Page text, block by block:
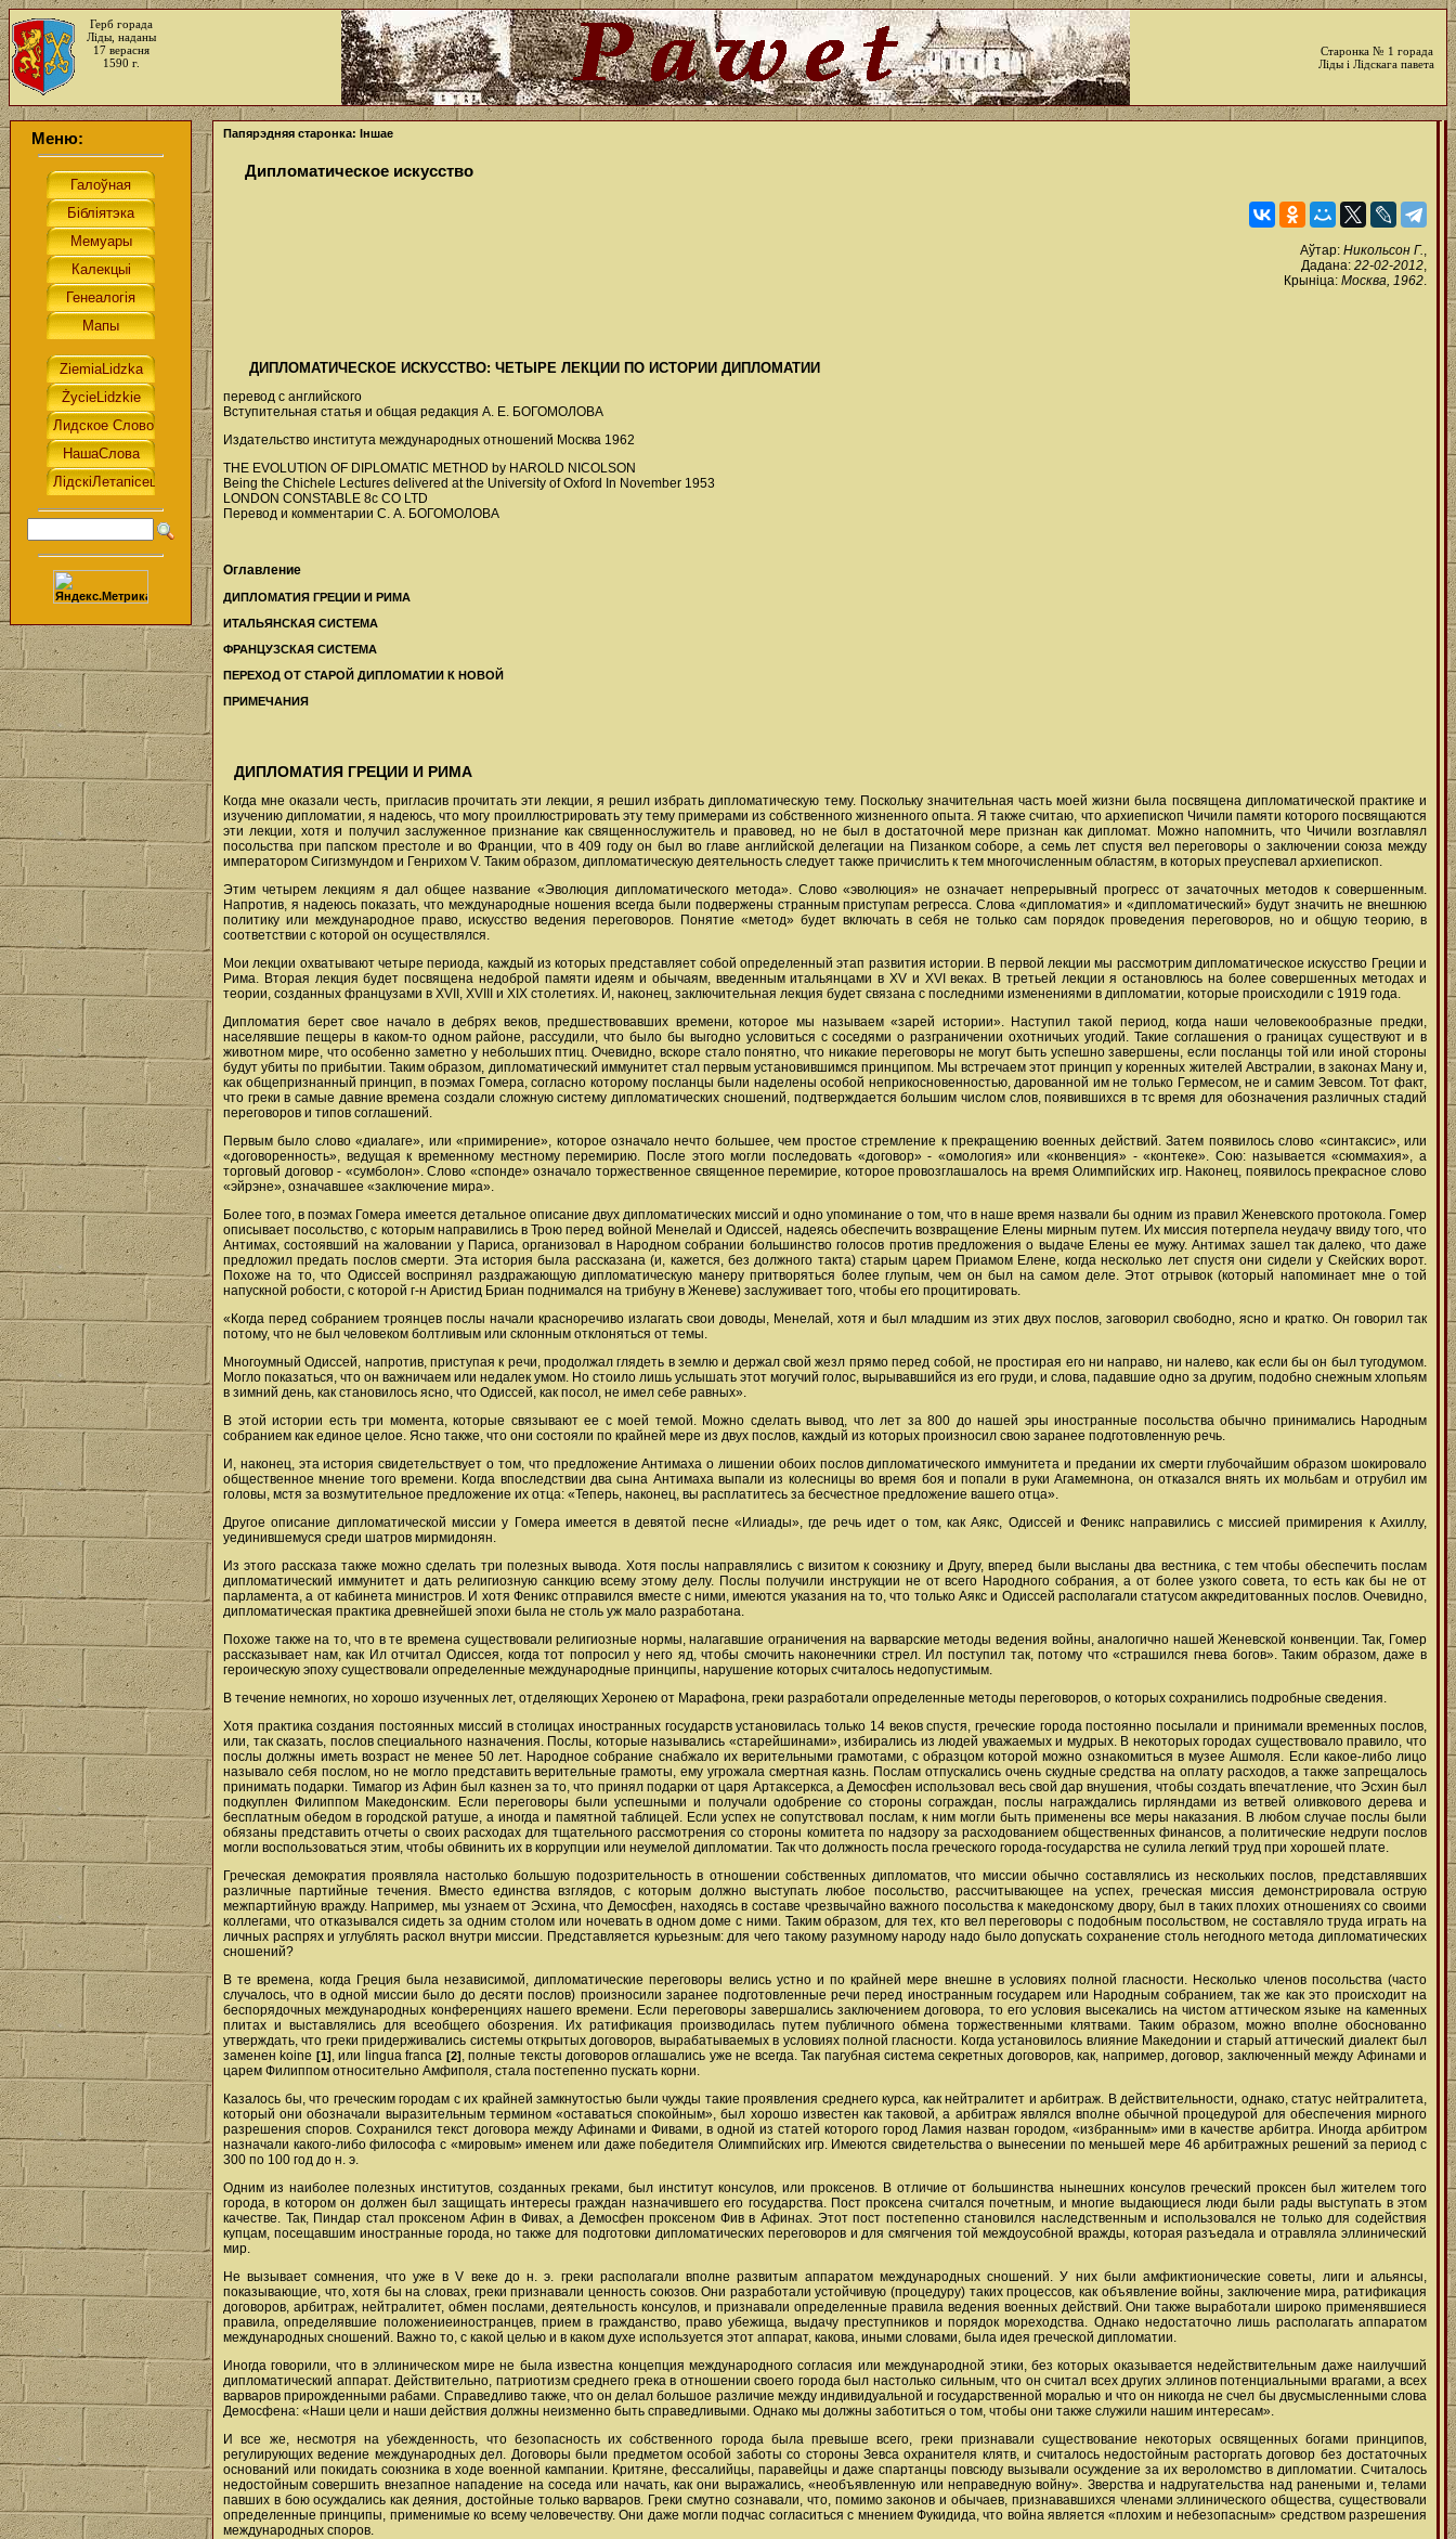
Герб горада
Ліды, наданы
17 верасня
1590 г.
Старонка № 1 горада
Ліды і Лідскага павета
Меню: Папярэдняя старонка: Іншае
Дипломатическое искусство
Аўтар: Никольсон Г.,
Дадана: 22-02-2012,
Крыніца: Москва, 1962.
ДИПЛОМАТИЧЕСКОЕ ИСКУССТВО: ЧЕТЫРЕ ЛЕКЦИИ ПО ИСТОРИИ ДИПЛОМАТИИ
перевод с английского
Вступительная статья и общая редакция А. Е. БОГОМОЛОВА
Издательство института международных отношений Москва 1962
THE EVOLUTION OF DIPLOMATIC METHOD by HAROLD NICOLSON
Being the Chichele Lectures delivered at the University of Oxford In November 1953
LONDON CONSTABLE 8c CO LTD
Перевод и комментарии С. А. БОГОМОЛОВА
Оглавление
ДИПЛОМАТИЯ ГРЕЦИИ И РИМА
ИТАЛЬЯНСКАЯ СИСТЕМА
ФРАНЦУЗСКАЯ СИСТЕМА
ПЕРЕХОД ОТ СТАРОЙ ДИПЛОМАТИИ К НОВОЙ
ПРИМЕЧАНИЯ
ДИПЛОМАТИЯ ГРЕЦИИ И РИМА
Когда мне оказали честь, пригласив прочитать эти лекции, я решил избрать дипломатическую тему. Поскольку значительная часть моей жизни была посвящена дипломатической практике и
изучению дипломатии, я надеюсь, что могу проиллюстрировать эту тему примерами из собственного жизненного опыта. Я также считаю, что архиепископ Чичили памяти которого посвящаются
эти лекции, хотя и получил заслуженное признание как священнослужитель и правовед, но не был в достаточной мере признан как дипломат. Можно напомнить, что Чичили возглавлял
посольства при папском престоле и во Франции, что в 409 году он был во главе английской делегации на Пизанком соборе, а семь лет спустя вел переговоры о заключении союза между
императором Сигизмундом и Генрихом V. Таким образом, дипломатическую деятельность следует также причислить к тем многочисленным областям, в кото­рых преуспевал архиепископ.
Этим четырем лекциям я дал общее название «Эволюция дипломатического метода». Слово «эволюция» не означает непрерывный прогресс от зачаточных методов к совершенным.
Напротив, я надеюсь показать, что международные ношения всегда были подвержены странным приступам регресса. Слова «дипломатия» и «дипломатический» будут значить не внешнюю
политику или международное право, искусство ведения переговоров. Понятие «метод» будет включать в себя не только сам порядок проведения переговоров, но и общую теорию, в
соответствии с которой он осуществлялся.
Мои лекции охватывают четыре периода, каждый из которых представляет собой определенный этап развития истории. В первой лекции мы рассмотрим дипломатическое искусство Греции и
Рима. Вторая лекция будет посвящена недоброй памяти идеям и обычаям, введенным итальянцами в XV и XVI веках. В третьей лекции я остановлюсь на более совершенных методах и
теории, созданных французами в XVII, XVIII и XIX столетиях. И, наконец, заключительная лекция будет связана с последними изменениями в дипломатии, которые происходили с 1919 года.
Дипломатия берет свое начало в дебрях веков, предшествовавших времени, которое мы называем «зарей истории». Наступил такой период, когда наши человекообразные предки,
населявшие пещеры в каком-то одном районе, рассудили, что было бы выгодно условиться с соседями о разграничении охотничьих угодий. Такие соглашения о границах существуют и в
животном мире, что особенно заметно у небольших птиц. Очевидно, вскоре стало понятно, что никакие переговоры не могут быть успешно завершены, если посланцы той или иной стороны
будут убиты по прибытии. Таким образом, дипломатический иммунитет стал первым установившимся принципом. Мы встречаем этот принцип у коренных жителей Австралии, в законах Ману и,
как общепризнанный принцип, в поэмах Гомера, согласно которому посланцы были наделены особой неприкосновенностью, дарованной им не только Гермесом, не и самим Зевсом. Тот факт,
что греки в самые давние времена создали сложную систему дипломатических сношений, подтверждается большим числом слов, появившихся в тс время для обозначения различных стадий
переговоров и типов соглашений.
Первым было слово «диалаге», или «примирение», которое означало нечто большее, чем простое стремление к прекращению военных действий. Затем появилось слово «синтаксис», или
«договоренность», ведущая к временному местному перемирию. После этого могли последовать «договор» - «омология» или «конвенция» - «контеке». Сою: называется «сюммахия», а
торговый договор - «сумболон». Слово «спонде» означало торжественное священное перемирие, которое провозглашалось на время Олимпийских игр. Наконец, появилось прекрасное слово
«эйрэне», означавшее «заключение мира».
Более того, в поэмах Гомера имеется детальное описание двух дипломатических миссий и одно упоминание о том, что в наше время назвали бы одним из правил Женевского протокола. Гомер
описывает посольство, с которым направились в Трою перед войной Менелай и Одиссей, надеясь обеспечить возвращение Елены мирным путем. Их миссия потерпела неудачу ввиду того, что
Антимах, состоявший на жаловании у Париса, организовал в Народном собрании большинство голосов против предложения о выдаче Елены ее мужу. Антимах зашел так далеко, что даже
предложил предать послов смерти. Эта история была рассказана (и, кажется, без должного такта) старым царем Приамом Елене, когда несколько лет спустя они сидели у Скейских ворот.
Похоже на то, что Одиссей воспринял раздражающую дипломатическую манеру притворяться более глупым, чем он был на самом деле. Этот отрывок (который напоминает мне о той
напускной робости, с которой г-н Аристид Бриан поднимался на трибуну в Женеве) заслуживает того, чтобы его процитировать.
«Когда перед собранием троянцев послы начали красноречиво излагать свои доводы, Менелай, хотя и был младшим из этих двух послов, заговорил свободно, ясно и кратко. Он говорил так
потому, что не был человеком болтливым или склонным отклоняться от темы.
Многоумный Одиссей, напротив, приступая к речи, продолжал глядеть в землю и держал свой жезл прямо перед собой, не простирая его ни направо, ни налево, как если бы он был тугодумом.
Могло показаться, что он важничаем или недалек умом. Но стоило лишь услышать этот могучий голос, вырывавшийся из его груди, и слова, падавшие одно за другим, подобно снежным хлопьям
в зимний день, как становилось ясно, что Одиссей, как посол, не имел себе равных».
В этой истории есть три момента, которые связывают ее с моей темой. Можно сделать вывод, что лет за 800 до нашей эры иностранные посольства обычно принимались Народным
собранием как единое целое. Ясно также, что они состояли по крайней мере из двух послов, каждый из которых произносил свою заранее подготовленную речь.
И, наконец, эта история свидетельствует о том, что предложение Антимаха о лишении обоих послов дипломатического иммунитета и предании их смерти глубочайшим образом шокировало
общественное мнение того времени. Когда впоследствии два сына Антимаха выпали из колесницы во время боя и попали в руки Агамемнона, он отказался внять их мольбам и отрубил им
головы, мстя за возмутительное предложение их отца: «Теперь, наконец, вы расплатитесь за бесчестное предложение вашего отца».
Другое описание дипломатической миссии у Гомера имеется в девятой песне «Илиады», где речь идет о том, как Аякс, Одиссей и Феникс направились с миссией примирения к Ахиллу,
уединившемуся среди шатров мирмидонян.
Из этого рассказа также можно сделать три полезных вывода. Хотя послы направлялись с визитом к союзнику и Другу, вперед были высланы два вестника, с тем чтобы обеспечить послам
дипломатический иммунитет и дать религиозную санкцию всему этому делу. Послы получили инструкции не от всего Народного собрания, а от более узкого совета, то есть как бы не от
парламента, а от кабинета министров. И хотя Феникс отправился вместе с ними, имеются указания на то, что только Аякс и Одиссей располагали статусом аккредитованных послов. Очевидно,
дипломатическая практика древнейшей эпохи была не столь уж мало разработана.
Похоже также на то, что в те времена существовали религиозные нормы, налагавшие ограничения на варварские методы ведения войны, аналогично нашей Женевской конвенции. Так, Гомер
рассказывает нам, как Ил отчитал Одиссея, когда тот попросил у него яд, чтобы смочить наконечники стрел. Ил поступил так, потому что «страшился гнева богов». Таким образом, даже в
героическую эпоху существовали определенные международные принципы, нарушение которых считалось недопустимым.
В течение немногих, но хорошо изученных лет, отделяющих Херонею от Марафона, греки разработали определенные методы переговоров, о которых сохранились подробные сведения.
Хотя практика создания постоянных миссий в столицах иностранных государств установилась только 14 веков спустя, греческие города постоянно посылали и принимали временных послов,
или, так сказать, послов специального назначения. Послы, которые назывались «старейшинами», избирались из людей уважаемых и мудрых. В некоторых городах существовало правило, что
послы должны иметь возраст не менее 50 лет. Народное собрание снабжало их верительными грамотами, с образцом которой можно ознакомиться в музее Ашмоля. Если какое-либо лицо
называло себя послом, но не могло представить верительные грамоты, ему угрожала смертная казнь. Послам отпускались очень скудные средства на оплату расходов, а также запрещалось
принимать подарки. Тимагор из Афин был казнен за то, что принял подарки от царя Артаксеркса, а Демосфен использовал весь свой дар внушения, чтобы создать впечатление, что Эсхин был
подкуплен Филиппом Македонским. Если переговоры были успешными и получали одобрение со стороны сограждан, послы награждались гирляндами из ветвей оливкового дерева и
бесплатным обедом в городской ратуше, а иногда и памятной таблицей. Если успех не сопутствовал послам, к ним могли быть применены все меры наказания. В любом случае послы были
обязаны представить отчеты о своих расходах для тщательного рассмотрения со стороны комитета по надзору за расходованием общественных финансов, а политические недруги послов
могли воспользоваться этим, чтобы обвинить их в коррупции или неумелой дипломатии. Так что должность посла греческого города-государства не сулила легкий труд при хорошей плате.
Греческая демократия проявляла настолько большую подозрительность в отношении собственных дипломатов, что миссии обычно составлялись из нескольких послов, представлявших
различные партийные течения. Вместо единства взглядов, с которым должно выступать любое посольство, рассчитывающее на успех, греческая миссия демонстрировала острую
межпартийную вражду. Например, мы узнаем от Эсхина, что Демосфен, находясь в составе чрезвычайно важного посольства к македонскому двору, был в таких плохих отношениях со своими
коллегами, что отказывался сидеть за одним столом или ночевать в одном доме с ними. Таким образом, для тех, кто вел переговоры с подобным посольством, не составляло труда играть на
личных распрях и углублять раскол внутри миссии. Представляется курьезным: для чего такому разумному народу надо было допускать сохранение столь негодного метода дипломатических
сношений?
В те времена, когда Греция была независимой, дипломатические переговоры велись устно и по крайней мере внешне в условиях полной гласности. Несколько членов посольства (часто
случалось, что в одной миссии было до десяти послов) произносили заранее подготовленные речи перед иностранным государем или Народным собранием, так же как это происходит на
беспорядочных международных конференциях нашего времени. Если переговоры завершались заключением договора, то его условия высекались на чистом аттическом языке на каменных
плитах и выставлялись для всеобщего обозрения. Их ратификация производилась путем публичного обмена торжественными клятвами. Таким образом, можно вполне обоснованно
утверждать, что греки придерживались системы открытых договоров, вырабатываемых в условиях полной гласности. Когда установилось влияние Македонии и старый аттический диалект был
заменен koine [1], или lingua franca [2], полные тексты договоров оглашались уже не всегда. Так пагубная система секретных договоров, как, например, договор, заключенный между Афинами и
царем Филиппом относительно Амфиполя, стала постепенно пускать корни.
Казалось бы, что греческим городам с их крайней замкнутостью были чужды такие проявления среднего курса, как нейтралитет и арбитраж. В действительности, однако, статус нейтралитета,
который они обозначали выразительным термином «оставаться спокойным», был хорошо известен как таковой, а арбитраж являлся вполне обычной процедурой для обеспечения мирного
разрешения споров. Сохранился текст договора между Афинами и Фивами, в одной из статей которого город Ламия назван городом, «избранным» ими в качестве арбитра. Иногда арбитром
назначали какого-либо философа с «мировым» именем или даже победителя Олимпийских игр. Имеются свидетельства о вынесении по меньшей мере 46 арбитражных решений за период с
300 по 100 год до н. э.
Одним из наиболее полезных институтов, созданных греками, был институт консулов, или проксенов. В отличие от большинства нынешних консулов греческий проксен был жителем того
города, в котором он должен был защищать интересы граждан назначившего его государства. Пост проксена считался почетным, и многие выдающиеся люди были рады выступать в этом
качестве. Так, Пиндар стал проксеном Афин в Фивах, а Демосфен проксеном Фив в Афинах. Этот пост постепенно становился наследственным и использовался не только для содействия
купцам, посещавшим иностранные города, но также для подготовки дипломатических переговоров и для смягчения той междоусобной вражды, которая разъедала и отравляла эллинический
мир.
Не вызывает сомнения, что уже в V веке до н. э. греки располагали вполне развитым аппаратом международных сношений. У них были амфиктионические советы, лиги и альянсы,
показывающие, что, хотя бы на словах, греки признавали ценность союзов. Они разработали устойчивую (процедуру) таких процессов, как объявление войны, заключение мира, ратификация
договоров, арбитраж, нейтралитет, обмен послами, деятельность консулов, и признавали определенные правила ведения военных действий. Они также выработали широко применявшиеся
правила, определявшие положениеиностранцев, прием в гражданство, право убежища, выдачу преступников и порядок мореходства. Однако недостаточно лишь располагать аппаратом
международных сношений. Важно то, с какой целью и в каком духе используется этот аппарат, какова, иными словами, была идея греческой дипломатии.
Иногда говорили, что в эллиническом мире не была известна концепция международного согласия или международной этики, без которых оказывается недействительным даже наилучший
дипломатический аппарат. Действительно, патриотизм среднего грека в отношении своего города был настолько сильным, что он считал всех других эллинов потенциальными врагами, а всех
варваров прирожденными рабами. Справедливо также, что он делал большое различие между индивидуальной и государственной моралью и что он никогда не счел бы двусмысленными слова
Демосфена: «Наши цели и наши действия должны неизменно быть справедливыми. Однако мы должны заботиться о том, чтобы они также служили нашим интересам».
И все же, несмотря на убежденность, что безопасность их собственного города была превыше всего, греки признавали существование некоторых освященных богами принципов,
регулирующих ведение международных дел. Договоры были предметом особой заботы со стороны Зевса охранителя клятв, и считалось недостойным расторгать договор без достаточных
оснований или покидать союзника в ходе военной кампании. Критяне, фессалийцы, паравейцы и даже спартанцы повсюду вызывали осуждение за их вероломство в дипломатии. Считалось
недостойным совершить внезапное нападение на соседа или начать, как они выражались, «необъявленную или неправедную войну». Зверства и надругательства над ранеными и, телами
павших в бою осуждались как деяния, достойные только варваров. Греки смутно сознавали, что, помимо законов и обычаев, признававшихся членами эллинического общества, существовали
определенные принципы, применимые ко всему человечеству. Они даже могли подчас согласиться с мнением Фукидида, что война является «плохим и небезопасным» средством разрешения
международных споров.